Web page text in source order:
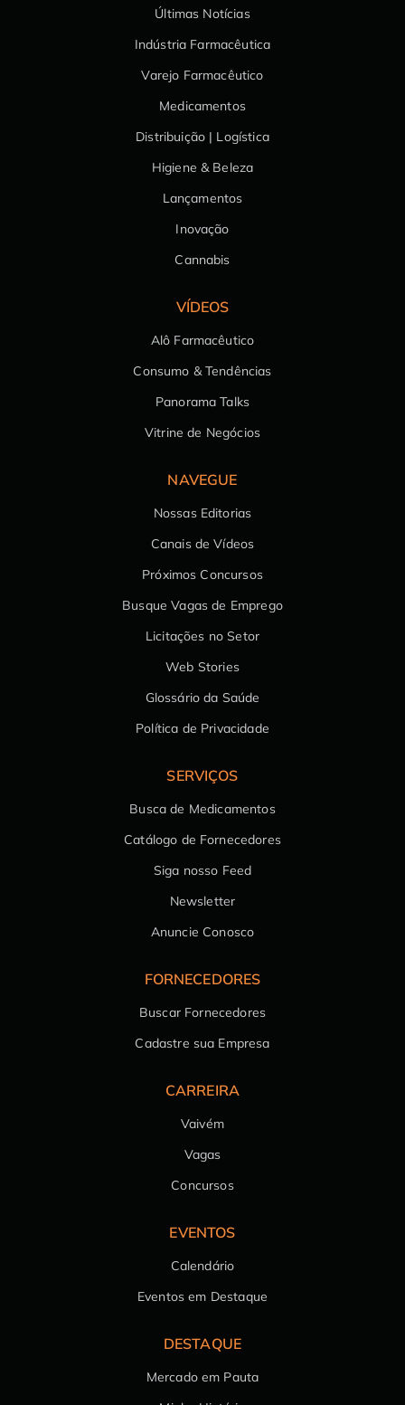
Últimas Notícias
Indústria Farmacêutica
Varejo Farmacêutico
Medicamentos
Distribuição | Logística
Higiene & Beleza
Lançamentos
Inovação
Cannabis
VÍDEOS
Alô Farmacêutico
Consumo & Tendências
Panorama Talks
Vitrine de Negócios
NAVEGUE
Nossas Editorias
Canais de Vídeos
Próximos Concursos
Busque Vagas de Emprego
Licitações no Setor
Web Stories
Glossário da Saúde
Política de Privacidade
SERVIÇOS
Busca de Medicamentos
Catálogo de Fornecedores
Siga nosso Feed
Newsletter
Anuncie Conosco
FORNECEDORES
Buscar Fornecedores
Cadastre sua Empresa
CARREIRA
Vaivém
Vagas
Concursos
EVENTOS
Calendário
Eventos em Destaque
DESTAQUE
Mercado em Pauta